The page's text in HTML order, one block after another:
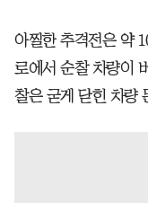
아찔한 추격전은 약
로에서 순찰 차량이
찰은 굳게 닫힌 차량